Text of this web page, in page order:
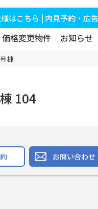
はこちら | 内見予約・広
価格変更物件 お知らせ
棟
104
お問い合わせ